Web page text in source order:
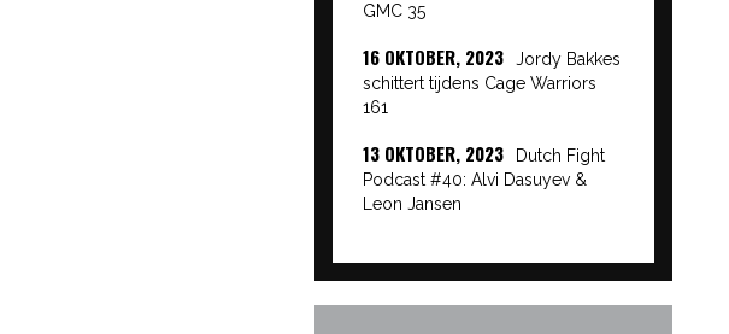
GMC 35
16 OKTOBER, 2023
Jordy Bakkes
schittert tijdens Cage Warriors
161
13 OKTOBER, 2023
Dutch Fight
Podcast #40: Alvi Dasuyev &
Leon Jansen